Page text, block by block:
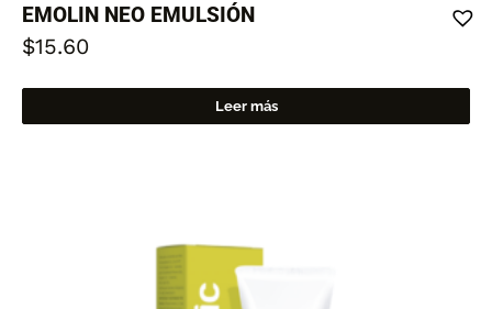
EMOLIN NEO EMULSIÓN
$15.60
Leer más